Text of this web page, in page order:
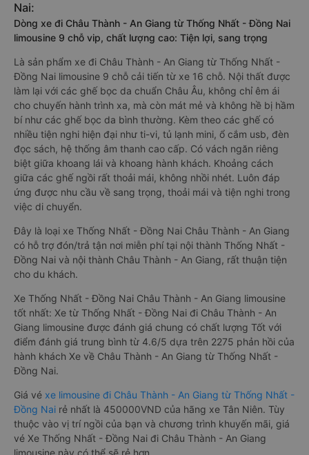
Nai:
Dòng xe đi Châu Thành - An Giang từ Thống Nhất - Đồng Nai
limousine 9 chỗ vip, chất lượng cao: Tiện lợi, sang trọng
Là sản phẩm xe đi Châu Thành - An Giang từ Thống Nhất -
Đồng Nai limousine 9 chỗ cải tiến từ xe 16 chỗ. Nội thất được
làm lại với các ghế bọc da chuẩn Châu Âu, không chỉ êm ái
cho chuyến hành trình xa, mà còn mát mẻ và không hề bị hầm
bí như các ghế bọc da bình thường. Kèm theo các ghế có
nhiều tiện nghi hiện đại như ti-vi, tủ lạnh mini, ổ cắm usb, đèn
đọc sách, hệ thống âm thanh cao cấp. Có vách ngăn riêng
biệt giữa khoang lái và khoang hành khách. Khoảng cách
giữa các ghế ngồi rất thoải mái, không nhồi nhét. Luôn đáp
ứng được nhu cầu về sang trọng, thoải mái và tiện nghi trong
việc di chuyển.
Đây là loại xe Thống Nhất - Đồng Nai Châu Thành - An Giang
có hỗ trợ đón/trả tận nơi miễn phí tại nội thành Thống Nhất -
Đồng Nai và nội thành Châu Thành - An Giang, rất thuận tiện
cho du khách.
Xe Thống Nhất - Đồng Nai Châu Thành - An Giang limousine
tốt nhất: Xe từ Thống Nhất - Đồng Nai đi Châu Thành - An
Giang limousine được đánh giá chung có chất lượng Tốt với
điểm đánh giá trung bình từ 4.6/5 dựa trên 2275 phản hồi của
hành khách Xe về Châu Thành - An Giang từ Thống Nhất -
Đồng Nai.
Giá vé xe limousine đi Châu Thành - An Giang từ Thống Nhất -
Đồng Nai rẻ nhất là 450000VND của hãng xe Tân Niên. Tùy
thuộc vào vị trí ngồi của bạn và chương trình khuyến mãi, giá
vé Xe Thống Nhất - Đồng Nai đi Châu Thành - An Giang
limousine này có thể sẽ rẻ hơn